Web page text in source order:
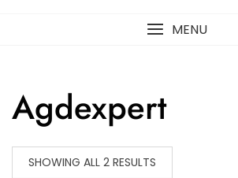
MENU
Agdexpert
SHOWING ALL 2 RESULTS